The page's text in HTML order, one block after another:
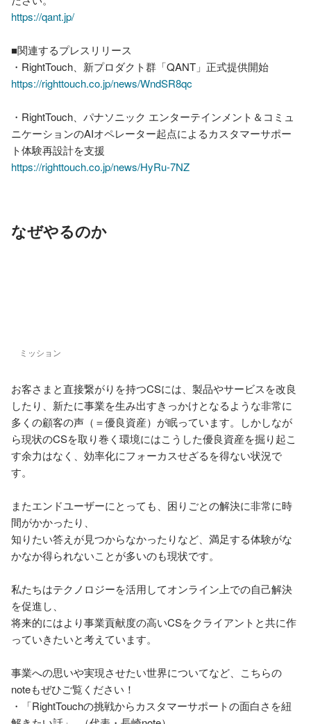
https://qant.jp/
■関連するプレスリリース
https://righttouch.co.jp/news/WndSR8qc
・RightTouch、パナソニック エンターテインメント＆コミュ
ニケーションのAIオペレーター起点によるカスタマーサポー
https://righttouch.co.jp/news/HyRu-7NZ
なぜやるのか
ミッション
お客さまと直接繋がりを持つCSには、製品やサービスを改良
したり、新たに事業を生み出すきっかけとなるような非常に
多くの顧客の声（＝優良資産）が眠っています。しかしなが
ら現状のCSを取り巻く環境にはこうした優良資産を掘り起こ
す余力はなく、効率化にフォーカスせざるを得ない状況で
す。
またエンドユーザーにとっても、困りごとの解決に非常に時
間がかかったり、
知りたい答えが見つからなかったりなど、満足する体験がな
かなか得られないことが多いのも現状です。
私たちはテクノロジーを活用してオンライン上での自己解決
を促進し、
将来的にはより事業貢献度の高いCSをクライアントと共に作
っていきたいと考えています。
事業への思いや実現させたい世界についてなど、こちらの
noteもぜひご覧ください！
・「RightTouchの挑戦からカスタマーサポートの面白さを紐